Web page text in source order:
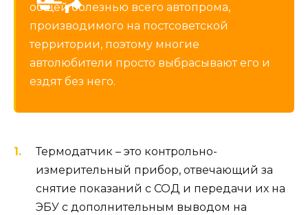
общей болезнью всего автопрома,
производимого на постсоветской
территории, поэтому многие
автолюбители просто выбрасывают его и
ездят без него.
Термодатчик – это контрольно-
измерительный прибор, отвечающий за
снятие показаний с СОД и передачи их на
ЭБУ с дополнительным выводом на